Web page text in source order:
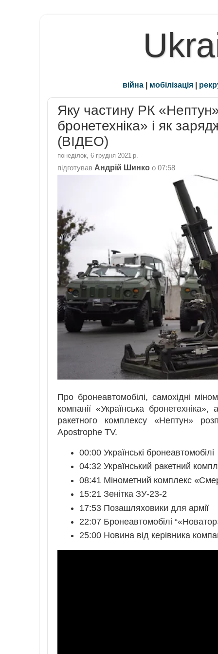
війна | мобілізація |
Яку частину РК
бронетехніка» і як
(ВІДЕО)
понеділок, 6 грудня 2021 р.
підготував Андрій Шинко о 07:58
Про бронеавтомобілі, самохідні
компанії «Українська
ракетного комплексу «Нептун»
Apostrophe TV.
00:00 Українські бронеавтомобілі
04:32 Український ракетний
08:41 Мінометний комплекс
15:21 Зенітка ЗУ-23-2
17:53 Позашляховики для армії
22:07 Бронеавтомобілі
25:00 Новина від керівника